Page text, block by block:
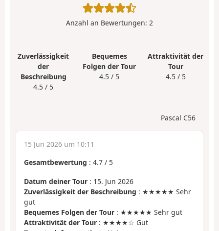
Anzahl an Bewertungen: 2
Zuverlässigkeit
der
Beschreibung
4.5 / 5
Bequemes
Folgen der Tour
4.5 / 5
Attraktivität der
Tour
4.5 / 5
Pascal C56
15 Jun 2026 um 10:11
Gesamtbewertung : 4.7 / 5
Datum deiner Tour : 15. Jun 2026
Zuverlässigkeit der Beschreibung : ★★★★★ Sehr
gut
Bequemes Folgen der Tour : ★★★★★ Sehr gut
Attraktivität der Tour : ★★★★☆ Gut